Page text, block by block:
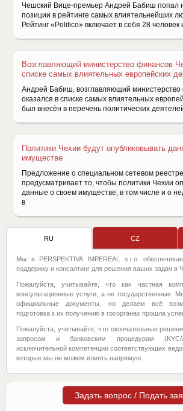
Чешский Вице-премьер Андрей Бабиш попал
позиции в рейтинге самых влиятельнейших
Рейтинг «Politico» включает в себя 28
Возглавляющий министерство финансов
списке самых влиятельных европейских
Андрей Бабиш, возглавляющий
оказался в списке самых влиятельных
был внесён в перечень политических
Политики Чехии будут опубликовывать
имуществе
Предложение о специальном сетевом
предусматривает то, чтобы политики Чехии
данные о своем имуществе, в том числе и о
в
RU CZ
Мы в PERSPEKTIVA IMPEREAL s.r.o.
поддержку и консалтинг для решения ваших задач в
Пожалуйста, учитывайте, что как частная
консультационные услуги, а не государственные.
официальные документы, но делаем всё
подготовка к их получению в госорганах прошла
Пожалуйста, учитывайте, что окончательные
запросам и банковским процедурам
исключительной компетенции соответствующих
которые мы не можем влиять напрямую.
Задать вопрос / Подать